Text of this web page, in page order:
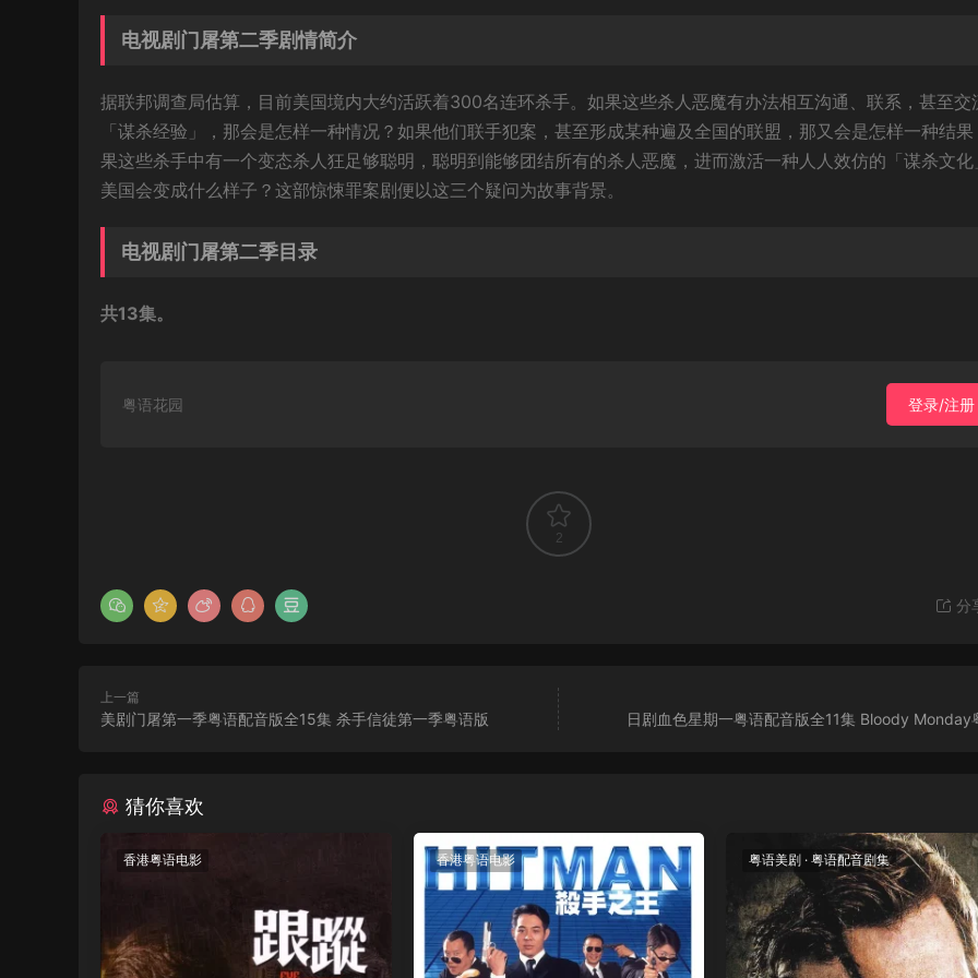
电视剧门屠第二季剧情简介
据联邦调查局估算，目前美国境内大约活跃着300名连环杀手。如果这些杀人恶魔有办法相互沟通、联系，甚至交
「谋杀经验」，那会是怎样一种情况？如果他们联手犯案，甚至形成某种遍及全国的联盟，那又会是怎样一种结果
果这些杀手中有一个变态杀人狂足够聪明，聪明到能够团结所有的杀人恶魔，进而激活一种人人效仿的「谋杀文化
美国会变成什么样子？这部惊悚罪案剧便以这三个疑问为故事背景。
电视剧门屠第二季目录
共13集。
粤语花园 登录/注册
2
分
上一篇
美剧门屠第一季粤语配音版全15集 杀手信徒第一季粤语版 日剧血色星期一粤语配音版全11集 Bloody Monday
猜你喜欢
香港粤语电影 香港粤语电影 粤语美剧 ·粤语配音剧集